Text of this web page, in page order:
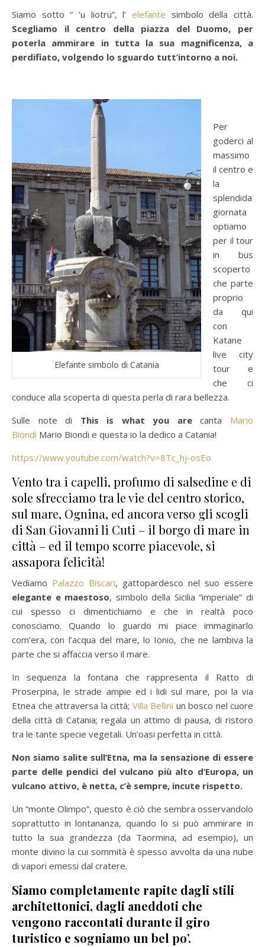
Siamo sotto “ ‘u liotru”, l’ elefante simbolo della città.
Scegliamo il centro della piazza del Duomo, per
poterla ammirare in tutta la sua magnificenza, a
perdifiato, volgendo lo sguardo tutt’intorno a noi.
Elefante simbolo di Catania
Per
goderci al
massimo
il centro e
la
splendida
giornata
optiamo
per il tour
in bus
scoperto
che parte
proprio
da qui
con
Katane
live city
tour e
che ci
conduce alla scoperta di questa perla di rara bellezza.
Sulle note di This is what you arecanta Mario
Biondi Mario Biondi e questa io la dedico a Catania!
https://www.youtube.com/watch?v=8Tc_hj-osEo
Vento tra i capelli, profumo di salsedine e di
sole sfrecciamo tra le vie del centro storico,
sul mare, Ognina, ed ancora verso gli scogli
di San Giovanni li Cuti – il borgo di mare in
città – ed il tempo scorre piacevole, si
assapora felicità!
Vediamo Palazzo Biscari, gattopardesco nel suo essere
elegante e maestoso, simbolo della Sicilia “imperiale” di
cui spesso ci dimentichiamo e che in realtà poco
conosciamo. Quando lo guardo mi piace immaginarlo
com’era, con l’acqua del mare, lo Ionio, che ne lambiva la
parte che si affaccia verso il mare.
In sequenza la fontana che rappresenta il Ratto di
Proserpina, le strade ampie ed i lidi sul mare, poi la via
Etnea che attraversa la città; Villa Bellini un bosco nel cuore
della città di Catania; regala un attimo di pausa, di ristoro
tra le tante specie vegetali. Un’oasi perfetta in città.
Non siamo salite sull’Etna, ma la sensazione di essere
parte delle pendici del vulcano più alto d’Europa, un
vulcano attivo, è netta, c’è sempre, incute rispetto.
Un “monte Olimpo”, questo è ciò che sembra osservandolo
soprattutto in lontananza, quando lo si può ammirare in
tutto la sua grandezza (da Taormina, ad esempio), un
monte divino la cui sommità è spesso avvolta da una nube
di vapori emessi dal cratere.
Siamo completamente rapite dagli stili
architettonici, dagli aneddoti che
vengono raccontati durante il giro
turistico e sogniamo un bel po’.